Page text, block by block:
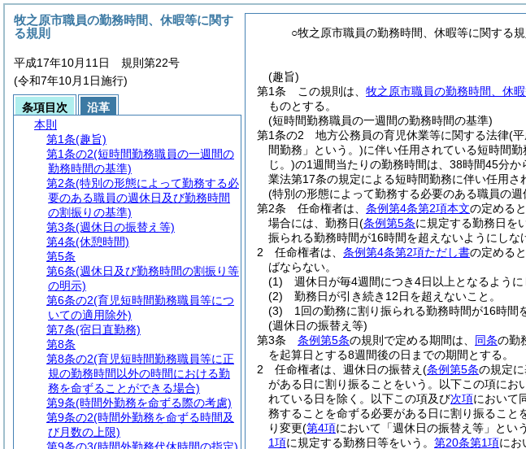
○牧之原市職員の勤務時間、休暇等に関する規
(趣旨)
第1条
この規則は、 牧之原市職員の勤務時間、休
ものとする。
(短時間勤務職員の一週間の勤務時間の基準)
第1条の2
地方公務員の育児休業等に関する法律(
間勤務」という。)に伴い任用されている短時間勤
じ。)の1週間当たりの勤務時間は、38時間45分か
業法第17条の規定による短時間勤務に伴い任用さ
(特別の形態によって勤務する必要のある職員の
第2条
任命権者は、 条例第4条第2項本文の定める
場合には、勤務日(条例第5条に規定する勤務日を
振られる勤務時間が16時間を超えないようにしな
2
任命権者は、 条例第4条第2項ただし書の定める
ばならない。
(1)
週休日が毎4週間につき4日以上となるよう
(2)
勤務日が引き続き12日を超えないこと。
(3)
1回の勤務に割り振られる勤務時間が16時間
(週休日の振替え等)
第3条
条例第5条の規則で定める期間は、 同条の勤
を起算日とする8週間後の日までの期間とする。
2
任命権者は、週休日の振替え (条例第5条の規定
がある日に割り振ることをいう。以下この項にお
れている日を除く。以下この項及び次項において
務することを命ずる必要がある日に割り振ること
り変更(第4項において「週休日の振替え等」とい
1項に規定する勤務日等をいう。 第20条第1項にお
牧之原市職員の勤務時間、休暇等に関す
る規則
平成17年10月11日 規則第22号
(令和7年10月1日施行)
条項目次
沿革
本則
第1条(趣旨)
第1条の2(短時間勤務職員の一週間の
勤務時間の基準)
第2条(特別の形態によって勤務する必
要のある職員の週休日及び勤務時間
の割振りの基準)
第3条(週休日の振替え等)
第4条(休憩時間)
第5条
第6条(週休日及び勤務時間の割振り等
の明示)
第6条の2(育児短時間勤務職員等につ
いての適用除外)
第7条(宿日直勤務)
第8条
第8条の2(育児短時間勤務職員等に正
規の勤務時間以外の時間における勤
務を命ずることができる場合)
第9条(時間外勤務を命ずる際の考慮)
第9条の2(時間外勤務を命ずる時間及
び月数の上限)